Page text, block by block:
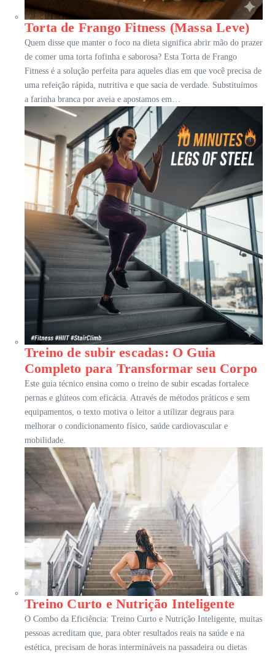
Torta de Frango Fitness (Massa Leve)
Quem disse que manter o foco na dieta significa abrir mão do prazer
de comer uma torta fofinha e saborosa? Esta Torta de Frango
Fitness é a solução perfeita para aqueles dias em que você precisa de
uma refeição rápida, nutritiva e que sacia de verdade. Substituímos
a farinha branca por aveia e apostamos em…
Treino de subir escadas: O Guia
Completo para Transformar seu Corpo
Este guia técnico ensina como o treino de subir escadas fortalece
pernas e glúteos com eficácia. Através de métodos práticos e sem
equipamentos, o texto motiva o leitor a utilizar degraus para
melhorar o condicionamento físico, saúde cardiovascular e
mobilidade.
Treino Curto e Nutrição Inteligente
O Combo da Eficiência: Treino Curto e Nutrição Inteligente, muitas
pessoas acreditam que, para obter resultados reais na saúde e na
estética, precisam de horas intermináveis na passadeira ou dietas